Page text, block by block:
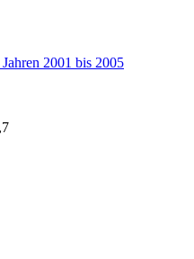
2001 bis 2005